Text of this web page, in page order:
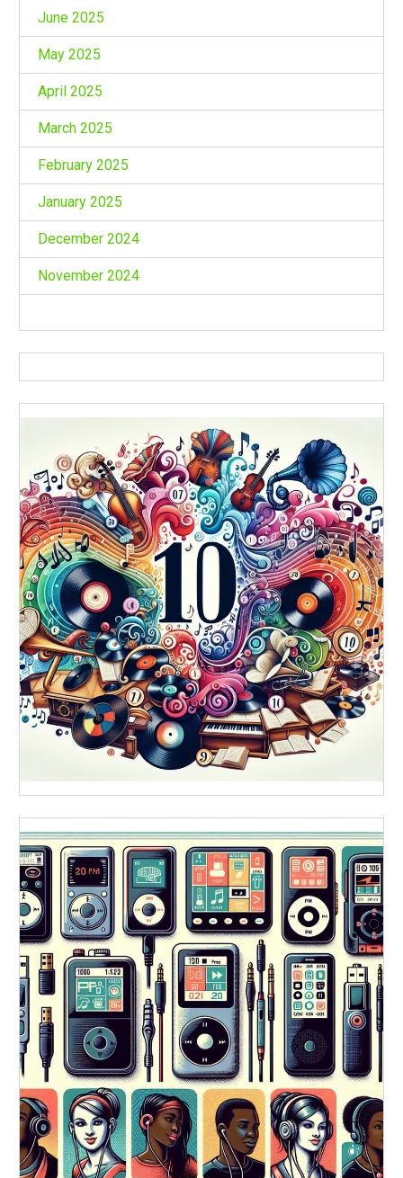
June 2025
May 2025
April 2025
March 2025
February 2025
January 2025
December 2024
November 2024